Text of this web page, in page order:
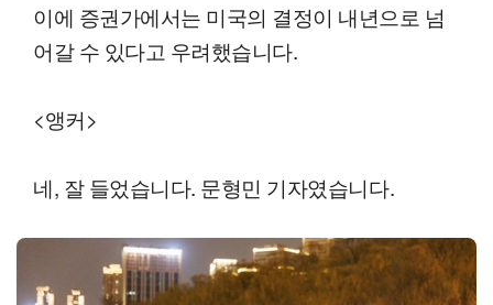
이에 증권가에서는 미국의 결정이 내년으로 넘
어갈 수 있다고 우려했습니다.
<앵커>
네, 잘 들었습니다. 문형민 기자였습니다.